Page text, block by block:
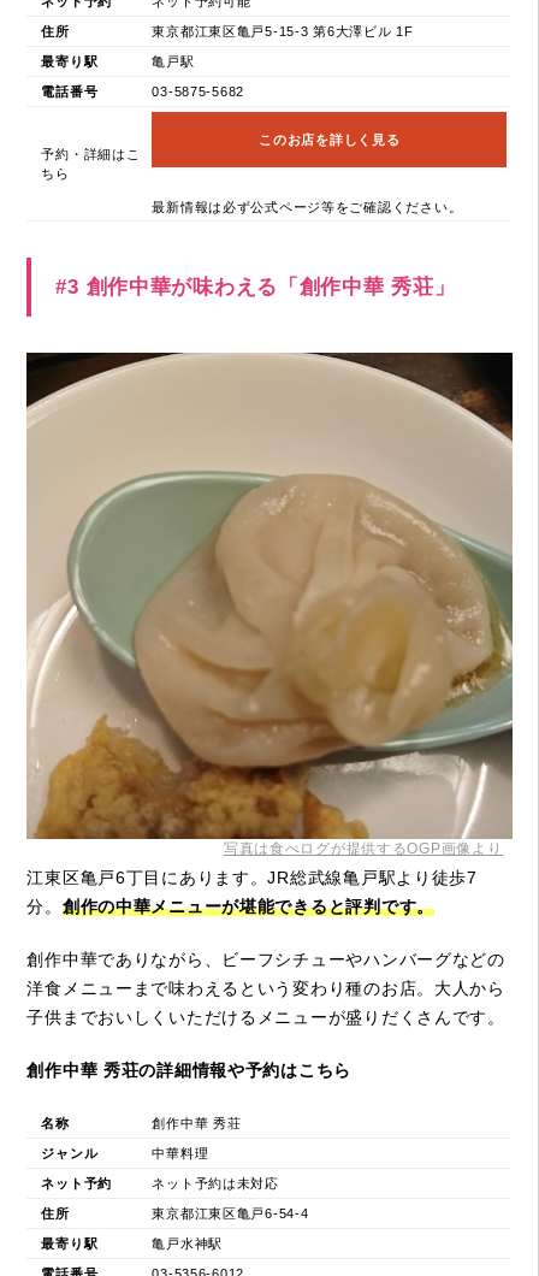
住所 東京都江東区亀戸5-15-3 第6大澤ビル 1F
最寄り駅 亀戸駅
電話番号 03-5875-5682
予約・詳細はこ
ちら
このお店を詳しく見る
最新情報は必ず公式ページ等をご確認ください。
#3 創作中華が味わえる「創作中華 秀荘」
写真は食べログが提供するOGP画像より
江東区亀戸6丁目にあります。JR総武線亀戸駅より徒歩7
分。 創作の中華メニューが堪能できると評判です。
創作中華でありながら、ビーフシチューやハンバーグなどの
洋食メニューまで味わえるという変わり種のお店。大人から
子供までおいしくいただけるメニューが盛りだくさんです。
創作中華 秀荘の詳細情報や予約はこちら
名称 創作中華 秀荘
ジャンル 中華料理
ネット予約 ネット予約は未対応
住所 東京都江東区亀戸6-54-4
最寄り駅 亀戸水神駅